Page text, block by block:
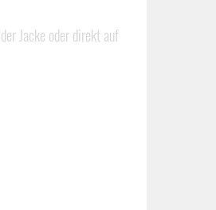
Jacke oder direkt auf